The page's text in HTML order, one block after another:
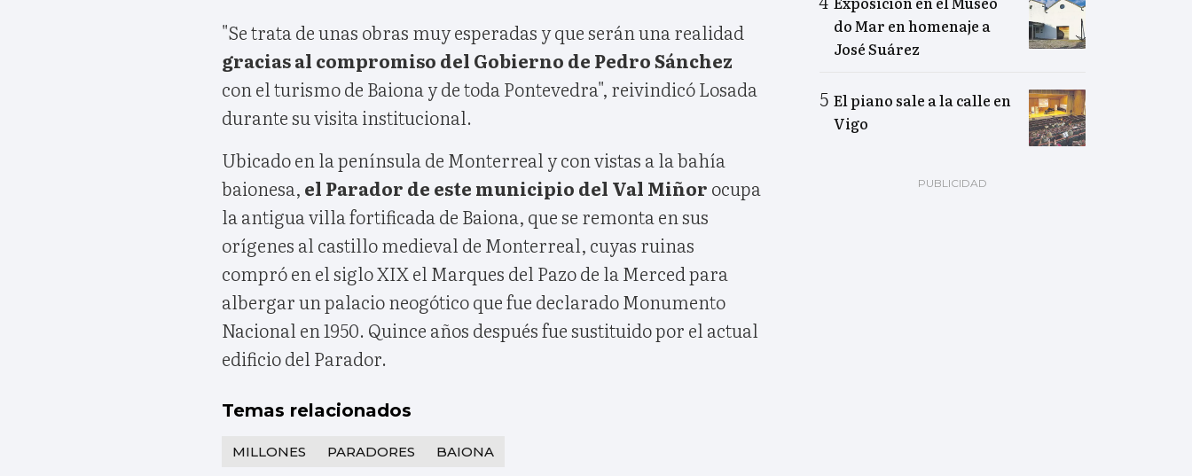
"Se trata de unas obras muy esperadas y que serán una realidad
gracias al compromiso del Gobierno de Pedro Sánchez
con el turismo de Baiona y de toda Pontevedra", reivindicó Losada
durante su visita institucional.
Ubicado en la península de Monterreal y con vistas a la bahía
baionesa, el Parador de este municipio del Val Miñor ocupa
la antigua villa fortificada de Baiona, que se remonta en sus
orígenes al castillo medieval de Monterreal, cuyas ruinas
compró en el siglo XIX el Marques del Pazo de la Merced para
albergar un palacio neogótico que fue declarado Monumento
Nacional en 1950. Quince años después fue sustituido por el actual
edificio del Parador.
Temas relacionados
MILLONES PARADORES BAIONA
do Mar en homenaje a
José Suárez
El piano sale a la calle en
Vigo